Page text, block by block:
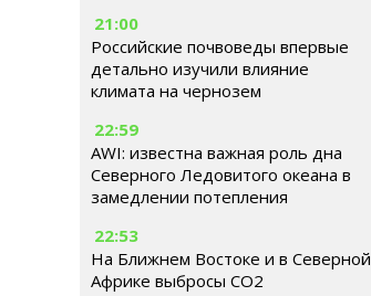
21:00
Российские почвоведы впервые
детально изучили влияние
климата на чернозем
22:59
AWI: известна важная роль дна
Северного Ледовитого океана в
замедлении потепления
22:53
На Ближнем Востоке и в Северной
Африке выбросы CO2